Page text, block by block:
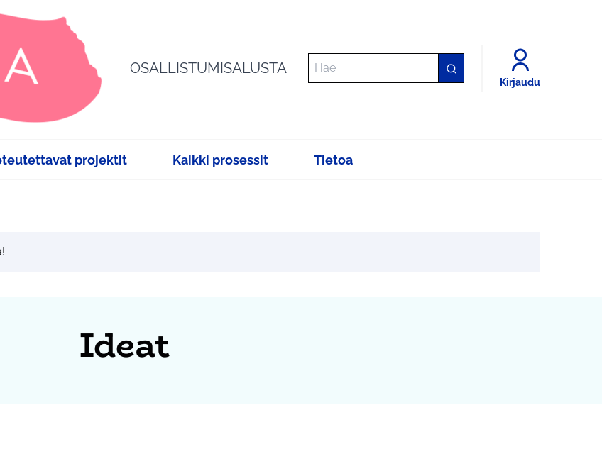
OSALLISTUMISALUSTA
Kirjaudu
projektit Kaikki prosessit Tietoa
Ideat